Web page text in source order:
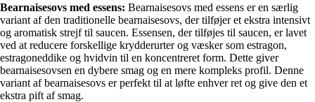
Bearnaisesovs med essens: Bearnaisesovs med essens er en særlig
variant af den traditionelle bearnaisesovs, der tilføjer et ekstra intensivt
og aromatisk strejf til saucen. Essensen, der tilføjes til saucen, er lavet
ved at reducere forskellige krydderurter og væsker som estragon,
estragoneddike og hvidvin til en koncentreret form. Dette giver
bearnaisesovsen en dybere smag og en mere kompleks profil. Denne
variant af bearnaisesovs er perfekt til at løfte enhver ret og give den et
ekstra pift af smag.